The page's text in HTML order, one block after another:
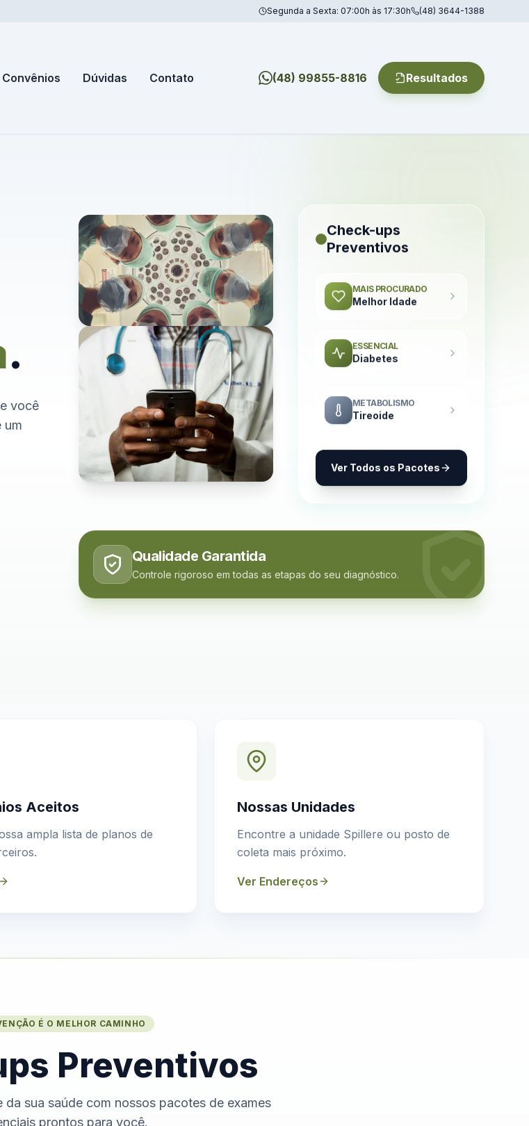
Segunda a Sexta: 07:00h às 17:30h (48) 3644-1388
Convênios Dúvidas Contato (48) 99855-8816 Resultados
.
você
um
Check-ups
Preventivos
MAIS PROCURADO
Melhor Idade
ESSENCIAL
Diabetes
METABOLISMO
Tireoide
Ver Todos os Pacotes
Qualidade Garantida
Controle rigoroso em todas as etapas do seu diagnóstico.
Aceitos
ampla lista de planos de
Nossas Unidades
Encontre a unidade Spillere ou posto de
coleta mais próximo.
Ver Endereços
É O MELHOR CAMINHO
Preventivos
da sua saúde com nossos pacotes de exames
prontos para você.